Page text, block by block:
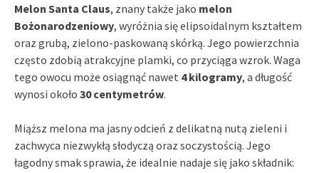
Melon Santa Claus, znany także jako melon
Bożonarodzeniowy, wyróżnia się elipsoidalnym kształtem
oraz grubą, zielono-paskowaną skórką. Jego powierzchnia
często zdobią atrakcyjne plamki, co przyciąga wzrok. Waga
tego owocu może osiągnąć nawet 4 kilogramy, a długość
wynosi około 30 centymetrów.
Miąższ melona ma jasny odcień z delikatną nutą zieleni i
zachwyca niezwykłą słodyczą oraz soczystością. Jego
łagodny smak sprawia, że idealnie nadaje się jako składnik: